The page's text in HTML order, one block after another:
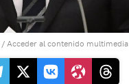
/ Acceder al contenido multimedia